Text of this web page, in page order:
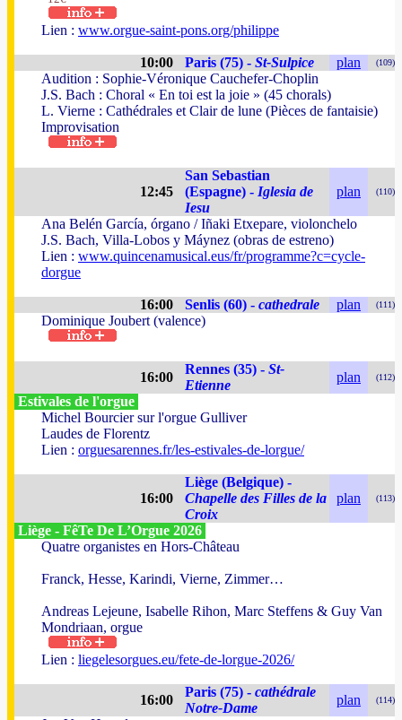
Lien : www.orgue-saint-pons.org/philippe
10:00 Paris (75) - St-Sulpice plan (109)
Audition : Sophie-Véronique Cauchefer-Choplin
J.S. Bach : Choral « En toi est la joie » (45 chorals)
L. Vierne : Cathédrales et Clair de lune (Pièces de fantaisie)
Improvisation
12:45
San Sebastian
(Espagne) - Iglesia de
Iesu
plan (110)
Ana Belén García, órgano / Iñaki Etxepare, violonchelo
J.S. Bach, Villa-Lobos y Máynez (obras de estreno)
Lien : www.quincenamusical.eus/fr/programme?c=cycle-
dorgue
16:00 Senlis (60) - cathedrale plan (111)
Dominique Joubert (valence)
16:00
Rennes (35) - St-
Etienne
plan (112)
Estivales de l'orgue
Michel Bourcier sur l'orgue Gulliver
Laudes de Florentz
Lien : orguesarennes.fr/les-estivales-de-lorgue/
16:00
Liège (Belgique) -
Chapelle des Filles de la
Croix
plan (113)
Liège - FêTe De L’Orgue 2026
Quatre organistes en Hors-Château
Franck, Hesse, Karindi, Vierne, Zimmer…
Andreas Lejeune, Isabelle Rihon, Marc Steffens & Guy Van
Mondriaan, orgue
Lien : liegelesorgues.eu/fete-de-lorgue-2026/
16:00
Paris (75) - cathédrale
Notre-Dame
plan (114)